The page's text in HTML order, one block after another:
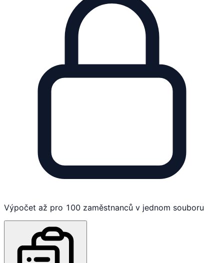
Výpočet až pro 100 zaměstnanců v jednom souboru